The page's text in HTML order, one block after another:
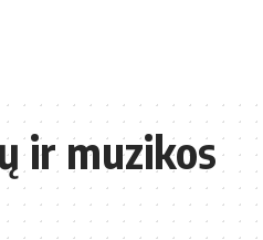
ir muzikos